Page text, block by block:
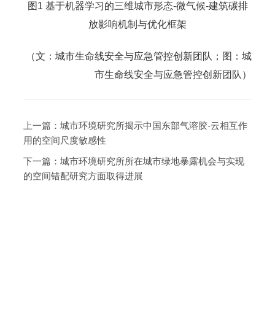
图1 基于机器学习的三维城市形态-微气候-建筑碳排
放影响机制与优化框架
（文：城市生命线安全与应急管控创新团队；图：城
市生命线安全与应急管控创新团队）
上一篇： 城市环境研究所揭示中国东部气溶胶-云相互作
用的空间尺度敏感性
下一篇： 城市环境研究所所在城市绿地暴露机会与实现
的空间错配研究方面取得进展